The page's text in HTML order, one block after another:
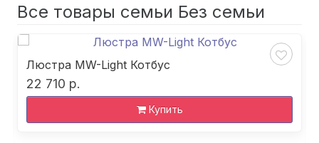
Все товары семьи Без семьи
Люстра MW-Light Котбус
22 710 р.
Купить